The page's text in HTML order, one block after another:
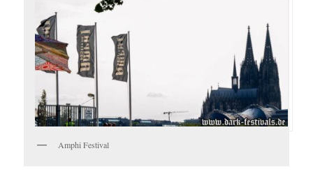
Amphi Festival